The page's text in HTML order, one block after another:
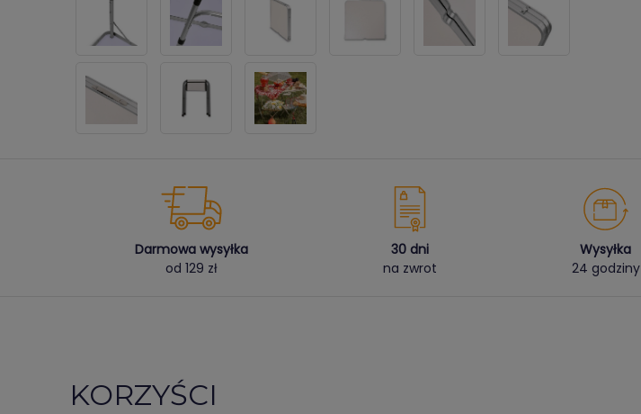
Darmowa wysyłka
od 129 zł
30 dni
na zwrot
Wysyłka
24 godziny
KORZYŚCI